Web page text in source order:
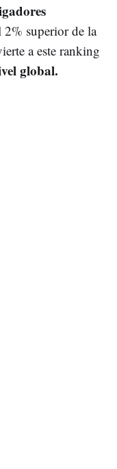
2% superior de la
a este ranking
global.